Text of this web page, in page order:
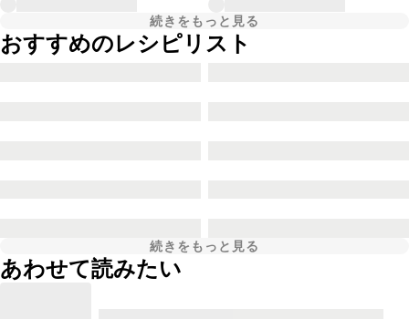
続きをもっと見る
おすすめのレシピリスト
続きをもっと見る
あわせて読みたい